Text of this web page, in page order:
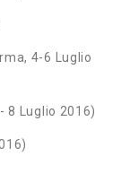
4-6 Luglio
8 Luglio 2016)